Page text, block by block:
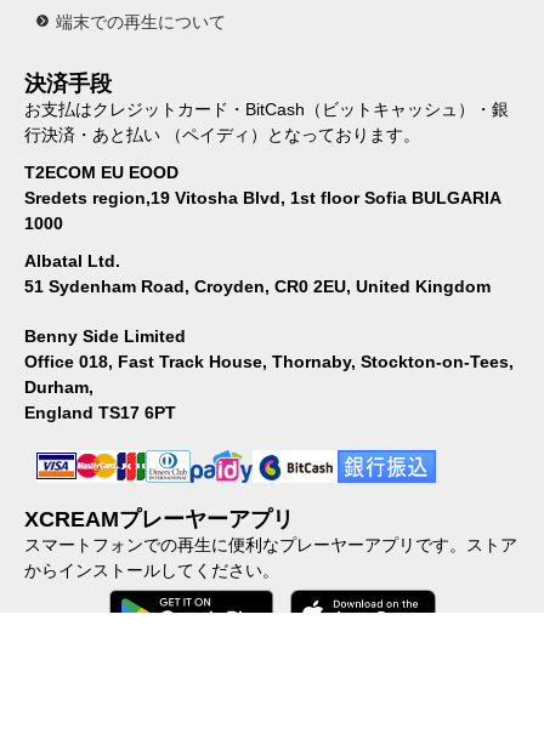
端末での再生について
決済手段
お支払はクレジットカード・BitCash（ビットキャッシュ）・銀
行決済・あと払い （ペイディ）となっております。
T2ECOM EU EOOD
Sredets region,19 Vitosha Blvd, 1st floor Sofia BULGARIA
1000
Albatal Ltd.
51 Sydenham Road, Croyden, CR0 2EU, United Kingdom
Benny Side Limited
Office 018, Fast Track House, Thornaby, Stockton-on-Tees,
Durham,
England TS17 6PT
XCREAMプレーヤーアプリ
スマートフォンでの再生に便利なプレーヤーアプリです。ストア
からインストールしてください。